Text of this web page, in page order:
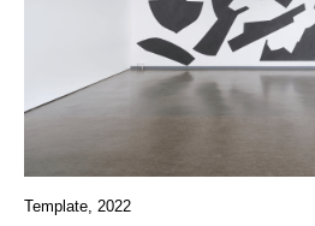
Template, 2022